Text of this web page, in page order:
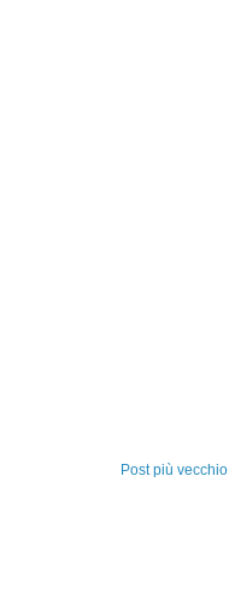
Post più vecchio